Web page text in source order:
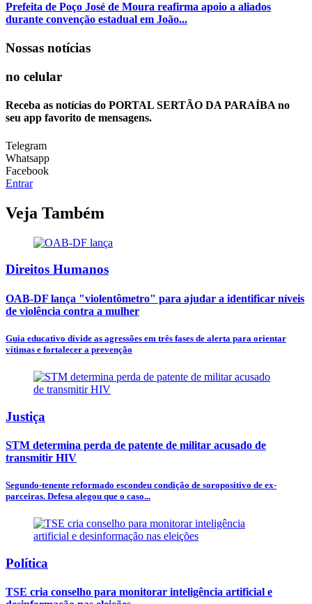
Prefeita de Poço José de Moura reafirma apoio a aliados
durante convenção estadual em João...
Nossas notícias
no celular
Receba as notícias do PORTAL SERTÃO DA PARAÍBA no
seu app favorito de mensagens.
Telegram
Whatsapp
Facebook
Entrar
Veja Também
Direitos Humanos
OAB-DF lança "violentômetro" para ajudar a identificar níveis
de violência contra a mulher
Guia educativo divide as agressões em três fases de alerta para orientar
vítimas e fortalecer a prevenção
Justiça
STM determina perda de patente de militar acusado de
transmitir HIV
Segundo-tenente reformado escondeu condição de soropositivo de ex-
parceiras. Defesa alegou que o caso...
Política
TSE cria conselho para monitorar inteligência artificial e